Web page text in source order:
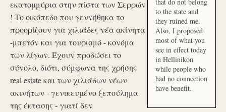
εκατομμύρια στην πίστα των Σερρών
! Το οικόπεδο που γεννήθηκα το
προορίζουν για χιλιάδες νέα ακίνητα
-μπετόν και για τουρισμό - κονόμα
των λίγων. Έχουν προδώσει το
σύνολο, διότι, σύμφωνα της χρήσης
real estate και των χιλιάδων νέων
ακινήτων - γενικευμένο ξεπούλημα
της έκτασης - γιατί δεν
to the state and
they ruined me.
Also, I proposed
most of what you
see in effect today
in Hellinikon
while people who
had no connection
have benefit.